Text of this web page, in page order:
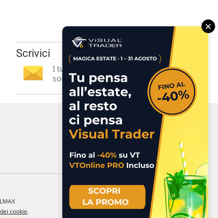
Scrivici
I tuoi suggerimenti per noi
sono preziosi e molto utili! »
cookie.
×